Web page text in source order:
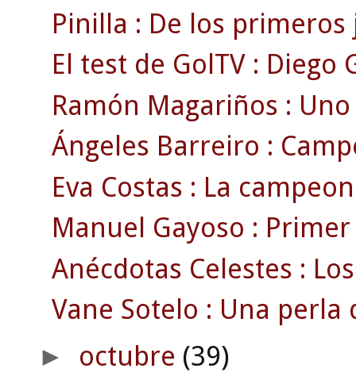
Pinilla : De los
El test de GolTV : Diego
Ramón Magariños :
Ángeles Barreiro :
Eva Costas : La
Manuel Gayoso :
Anécdotas Celestes :
Vane Sotelo : Una
► octubre (39)